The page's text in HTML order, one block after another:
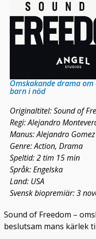
Omskakande drama
barn i nöd
Originaltitel: Sound of
Regi: Alejandro
Manus: Alejandro
Genre: Action, Drama
Speltid: 2 tim 15 min
Språk: Engelska
Land: USA
Svensk biopremiär: 3
Sound of Freedom –
beslutsam mans kärlek